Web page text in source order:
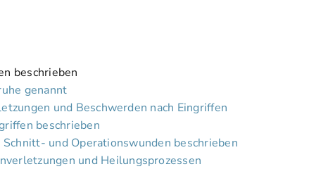
beschrieben
genannt
und Beschwerden nach Eingriffen
beschrieben
und Operationswunden beschrieben
und Heilungsprozessen